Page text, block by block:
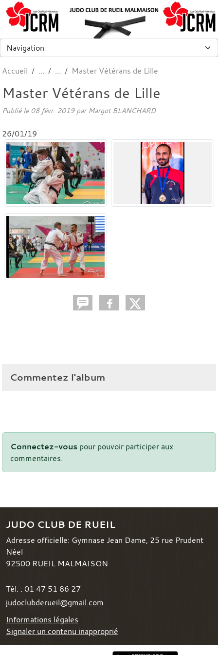
Accueil Master Vétérans de Lille
Master Vétérans de Lille
Publié le 08 févr. 2019par Margot BLANCHARD
26/01/19
Commentez l'album
Connectez-vous pour pouvoir participer aux
commentaires.
JUDO CLUB DE RUEIL
Adresse officielle: Gymnase Jean Dame, 25 rue Prudent
Néel
92500 RUEIL MALMAISON
Tél. : 01 47 51 86 27
judoclubderueil@gmail.com
Informations légales
Signaler un contenu inapproprié
Panneau de gestion des cookies